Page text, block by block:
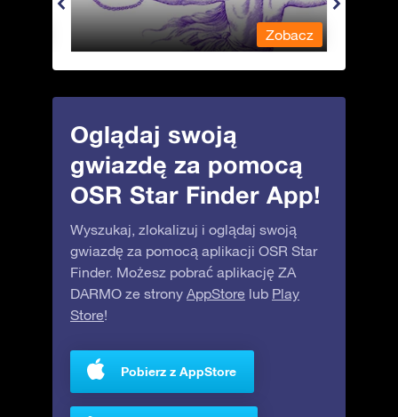
Zobacz
Oglądaj swoją
gwiazdę za pomocą
OSR Star Finder App!
Wyszukaj, zlokalizuj i oglądaj swoją
gwiazdę za pomocą aplikacji OSR Star
Finder. Możesz pobrać aplikację ZA
DARMO ze strony AppStore lub Play
Store!
Pobierz z AppStore